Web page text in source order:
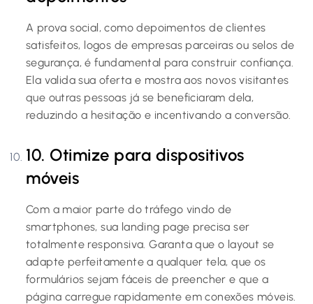
A prova social, como depoimentos de clientes
satisfeitos, logos de empresas parceiras ou selos de
segurança, é fundamental para construir confiança.
Ela valida sua oferta e mostra aos novos visitantes
que outras pessoas já se beneficiaram dela,
reduzindo a hesitação e incentivando a conversão.
10. Otimize para dispositivos
móveis
Com a maior parte do tráfego vindo de
smartphones, sua landing page precisa ser
totalmente responsiva. Garanta que o layout se
adapte perfeitamente a qualquer tela, que os
formulários sejam fáceis de preencher e que a
página carregue rapidamente em conexões móveis.